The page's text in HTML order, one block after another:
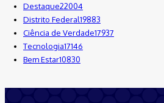
Destaque22004
Distrito Federal19883
Ciência de Verdade17937
Tecnologia17146
Bem Estar10830